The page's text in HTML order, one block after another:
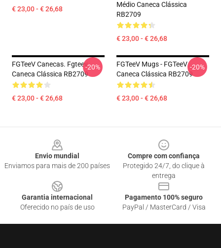
€ 23,00 - € 26,68
Médio Caneca Clássica
RB2709
€ 23,00 - € 26,68
FGTeeV Canecas. Fgteev
Caneca Clássica RB2709
€ 23,00 - € 26,68
-20%
FGTeeV Mugs - FGTeeV
Caneca Clássica RB2709
€ 23,00 - € 26,68
-20%
Envio mundial
Enviamos para mais de 200 países
Compre com confiança
Protegido 24/7, do clique à
entrega
Garantia internacional
Oferecido no país de uso
Pagamento 100% seguro
PayPal / MasterCard / Visa